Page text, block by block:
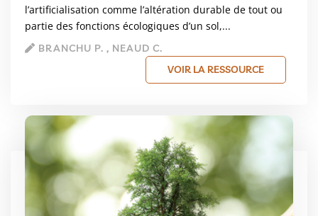
l’artificialisation comme l’altération durable de tout ou
partie des fonctions écologiques d’un sol,...
BRANCHU P. , NEAUD C.
VOIR LA RESSOURCE